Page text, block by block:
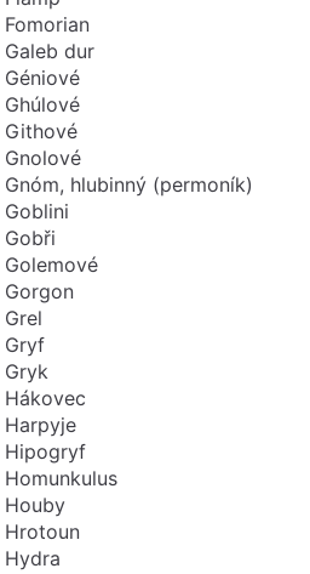
Fomorian
Galeb dur
Géniové
Ghúlové
Githové
Gnolové
Gnóm, hlubinný (permoník)
Goblini
Gobři
Golemové
Gorgon
Grel
Gryf
Gryk
Hákovec
Harpyje
Hipogryf
Homunkulus
Houby
Hrotoun
Hydra